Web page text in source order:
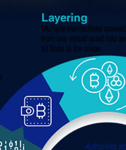
AssetPro 金流管理
KryptoGO Auth
錢
代
NFT
顯示全部
媒體
狀態 客戶
事業